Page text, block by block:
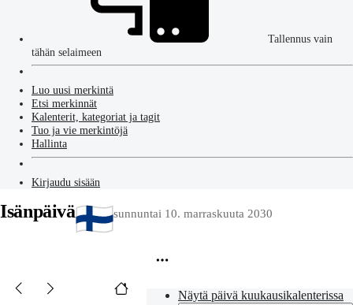
Tallennus vain
tähän selaimeen
Luo uusi merkintä
Etsi merkinnät
Kalenterit, kategoriat ja tagit
Tuo ja vie merkintöjä
Hallinta
Kirjaudu sisään
Isänpäivä sunnuntai 10. marraskuuta 2030
Näytä päivä kuukausikalenterissa